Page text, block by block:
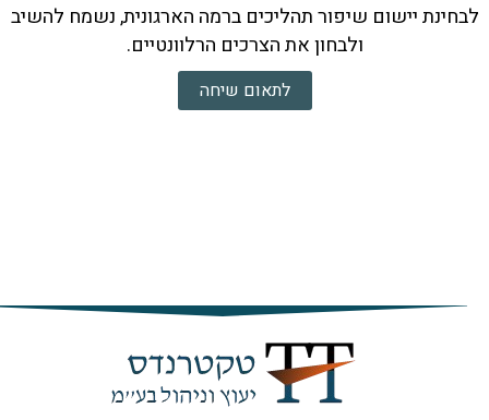
יישום שיפור תהליכים ברמה הארגונית, נשמח להשיב
ולבחון את הצרכים הרלוונטיים.
לתאום שיחה